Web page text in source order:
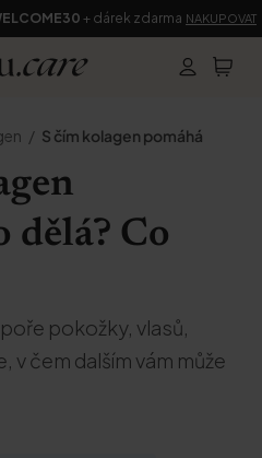
+ dárek zdarma NAKUPOVAT
S čím kolagen pomáhá
dělá? Co
pokožky, vlasů,
v čem dalším vám může